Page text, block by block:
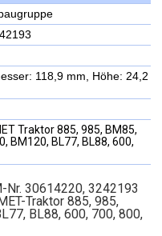
118,9 mm, Höhe: 24,2
Traktor 885, 985, BM85,
BM120, BL77, BL88, 600,
Nr. 30614220, 3242193
Traktor 885, 985,
BL88, 600, 700, 800,